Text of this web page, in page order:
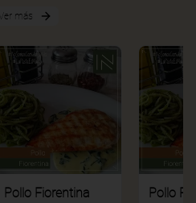
Ver más
Pollo Fiorentina
Pollo